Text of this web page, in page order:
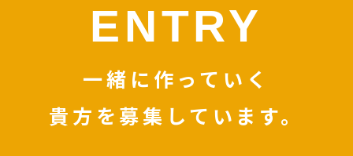
ENTRY
一緒に作っていく
貴方を募集しています。